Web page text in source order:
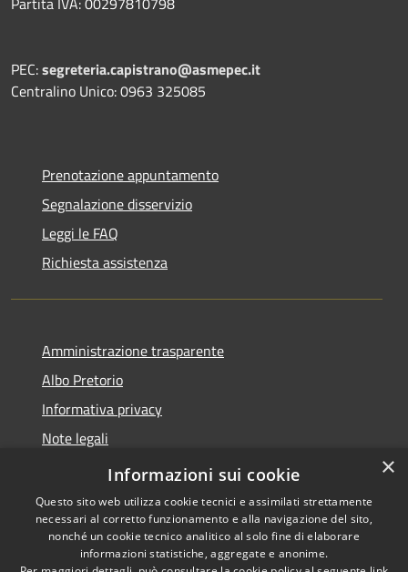
PEC:segreteria.capistrano@asmepec.it
Centralino Unico: 0963 325085
Prenotazione appuntamento
Segnalazione disservizio
Leggi le FAQ
Richiesta assistenza
Amministrazione trasparente
Albo Pretorio
Informativa privacy
Note legali
Dichiarazione di accessibilità
Copyright © 2026 • Comune di
×
Informazioni sui cookie
Questo sito web utilizza cookie tecnici e assimilati strettamente
necessari al corretto funzionamento e alla navigazione del sito,
nonché un cookie tecnico analitico al solo fine di elaborare
informazioni statistiche, aggregate e anonime.